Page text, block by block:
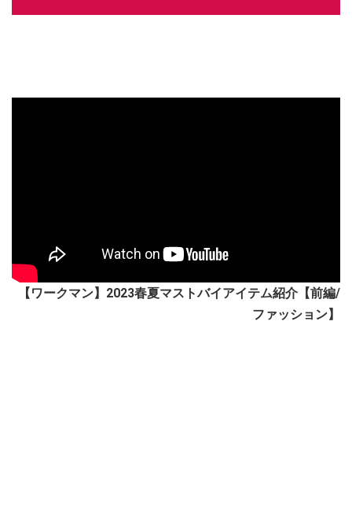
【ワークマン】2023春夏マストバイアイテム紹介【前編/
ファッション】